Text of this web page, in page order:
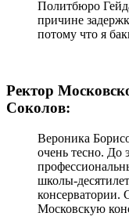
Политбюро
причине
потому что я
Ректор
Соколов:
Вероника
очень тесно. До
школы-
консерватории.
Московскую